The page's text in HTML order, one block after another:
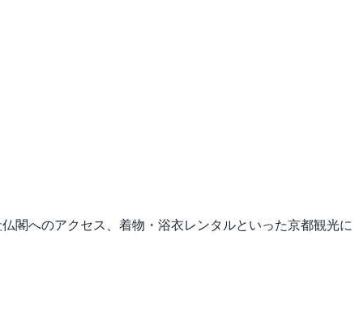
閣へのアクセス、着物・浴衣レンタルといった京都観光に